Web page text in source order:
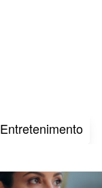
Entretenimento